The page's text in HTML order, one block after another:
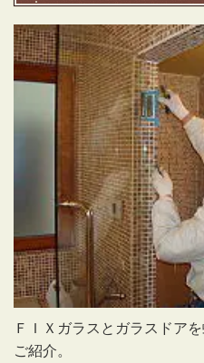
ＦＩＸガラスとガラスドア
ご紹介。